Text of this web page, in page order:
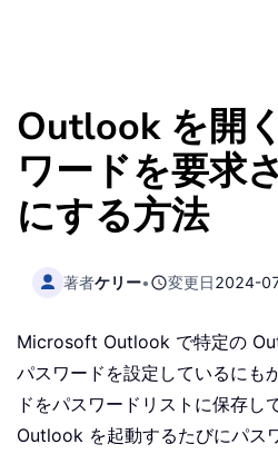
Outlook を開
ワードを要求
にする方法
著者ケリー• 変更日2024-
Microsoft Outlook で特定の
パスワードを設定しているにも
ドをパスワードリストに保存
Outlook を起動するたびにパス